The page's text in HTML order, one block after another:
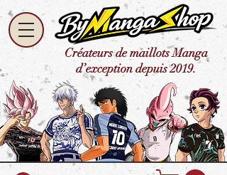
Créateurs de maillots Manga
d’exception depuis 2019.